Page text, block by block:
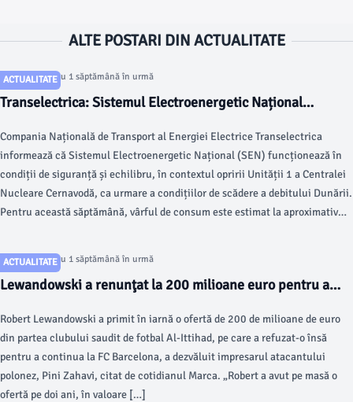
ALTE POSTARI DIN ACTUALITATE
ACTUALITATE
Articol postat cu 1 săptămână în urmă
Transelectrica: Sistemul Electroenergetic Național
oprirea Unității 1 a CNE Cernavodă. Consumul de energie,
acoperit fără riscuri
Compania Națională de Transport al Energiei Electrice Transelectrica
informează că Sistemul Electroenergetic Național (SEN) funcționează în
condiții de siguranță și echilibru, în contextul opririi Unității 1 a Centralei
Nucleare Cernavodă, ca urmare a condițiilor de scădere a debitului Dunării.
Pentru această săptămână, vârful de consum este estimat la aproximativ
ACTUALITATE
Articol postat cu 1 săptămână în urmă
Lewandowski a renunţat la 200 milioane euro pentru a
Robert Lewandowski a primit în iarnă o ofertă de 200 de milioane de euro
din partea clubului saudit de fotbal Al-Ittihad, pe care a refuzat-o însă
pentru a continua la FC Barcelona, a dezvăluit impresarul atacantului
polonez, Pini Zahavi, citat de cotidianul Marca. „Robert a avut pe masă o
ofertă pe doi ani, în valoare […]